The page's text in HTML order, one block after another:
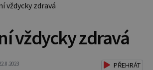
vždycky zdravá
vždycky zdravá
PŘEHRÁT